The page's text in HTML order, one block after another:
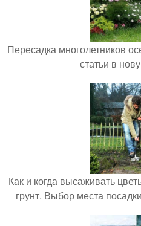
Пересадка многолетников
статьи в
Как и когда высаживать
грунт. Выбор места